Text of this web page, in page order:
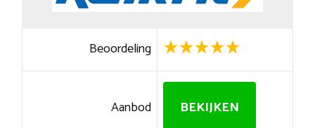
Beoordeling
Aanbod BEKIJKEN